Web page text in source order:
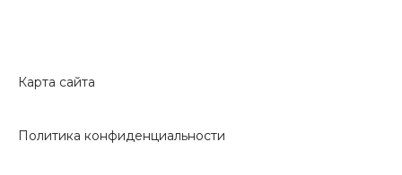
Карта сайта
Политика конфиденциальности